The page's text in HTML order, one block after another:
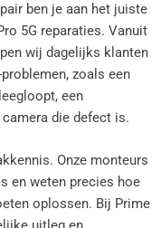
ben je aan het juiste
5G reparaties. Vanuit
wij dagelijks klanten
zoals een
een
die defect is.
Onze monteurs
en weten precies hoe
oplossen. Bij Prime